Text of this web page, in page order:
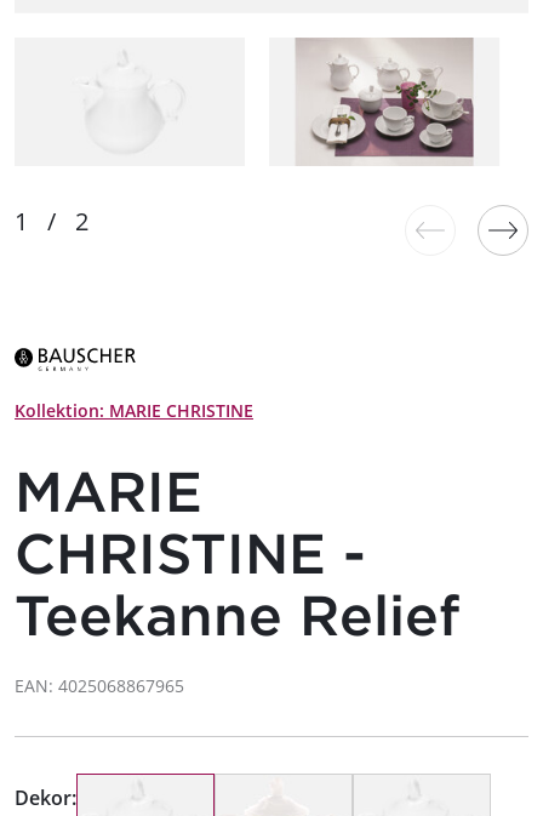
Kollektion: MARIE CHRISTINE
MARIE
CHRISTINE -
Teekanne Relief
EAN: 4025068867965
Dekor: